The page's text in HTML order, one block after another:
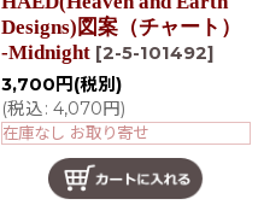
Designs)図案（チャート）
-Midnight [2-5-101492]
3,700 円 (税別)
(税込: 4,070円)
在庫なし お取り寄せ